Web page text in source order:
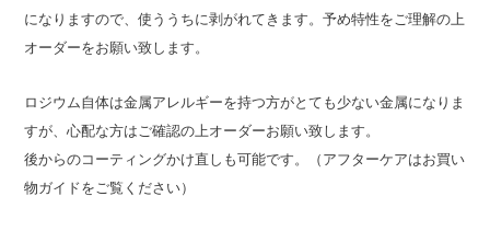
になりますので、使ううちに剥がれてきます。予め特性をご理解の上
オーダーをお願い致します。
ロジウム自体は金属アレルギーを持つ方がとても少ない金属になりま
すが、心配な方はご確認の上オーダーお願い致します。
後からのコーティングかけ直しも可能です。（アフターケアはお買い
物ガイドをご覧ください）